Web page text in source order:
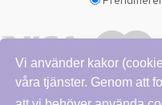
Vi använder kakor
våra tjänster. Genom att